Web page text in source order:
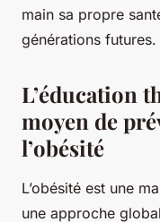
main sa propre
générations futures.
L’éducation
moyen de
l’obésité
L’obésité est une
une approche